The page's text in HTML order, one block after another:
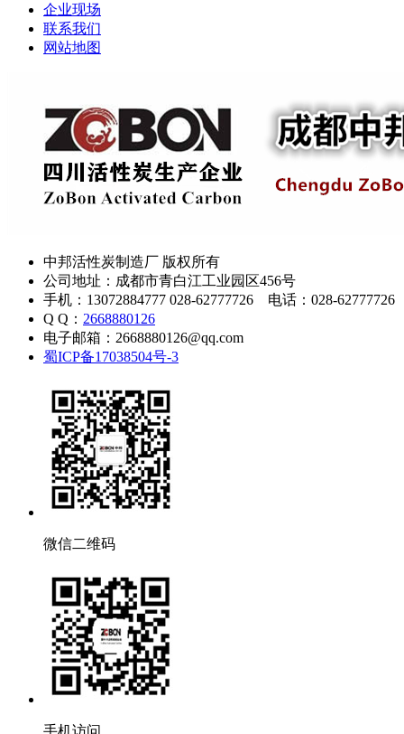
企业现场
联系我们
网站地图
中邦活性炭制造厂 版权所有
公司地址：成都市青白江工业园区456号
手机：13072884777 028-62777726 电话：028-62777726
Q Q： 2668880126
电子邮箱：2668880126@qq.com
蜀ICP备17038504号-3
微信二维码
手机访问